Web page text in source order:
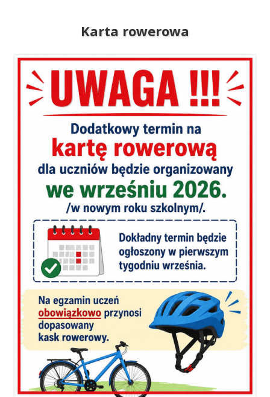
Karta rowerowa